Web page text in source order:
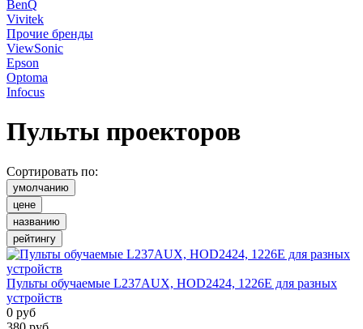
BenQ
Vivitek
Прочие бренды
ViewSonic
Epson
Optoma
Infocus
Пульты проекторов
Сортировать по:
умолчанию
цене
названию
рейтингу
Пульты обучаемые L237AUX, HOD2424, 1226E для разных
устройств
0 руб